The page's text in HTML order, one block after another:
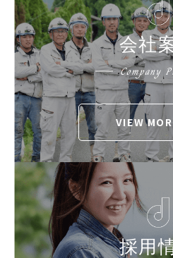
会社
Company
VIEW
採用